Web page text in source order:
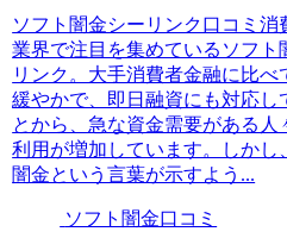
ソフト闇金シーリンク口コミ消
業界で注目を集めているソフト
リンク。大手消費者金融に比べ
緩やかで、即日融資にも対応し
とから、急な資金需要がある人
利用が増加しています。しかし
闇金という言葉が示すよう...
ソフト闇金口コミ